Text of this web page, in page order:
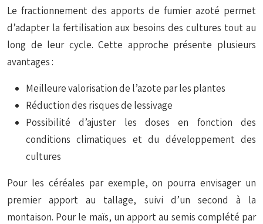
Le fractionnement des apports de fumier azoté permet
d’adapter la fertilisation aux besoins des cultures tout au
long de leur cycle. Cette approche présente plusieurs
avantages :
Meilleure valorisation de l’azote par les plantes
Réduction des risques de lessivage
Possibilité d’ajuster les doses en fonction des
conditions climatiques et du développement des
cultures
Pour les céréales par exemple, on pourra envisager un
premier apport au tallage, suivi d’un second à la
montaison. Pour le maïs, un apport au semis complété par